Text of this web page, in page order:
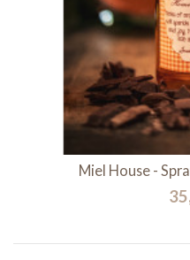
Miel House -